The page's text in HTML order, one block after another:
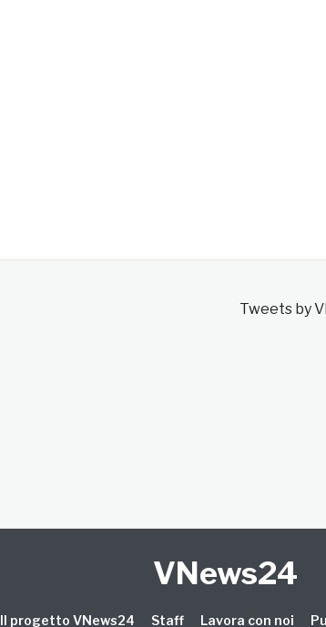
Tweets by
VNews24
Il progetto VNews24 Staff Lavora con noi